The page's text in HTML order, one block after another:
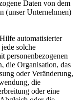
Daten von dem
(unser Unternehmen)
automatisierter
solche
personenbezogenen
die Organisation, das
oder Veränderung,
die
oder eine